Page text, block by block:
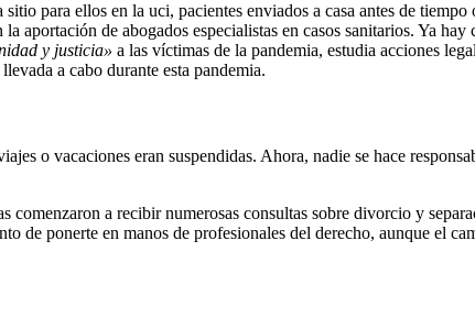
para ellos en la uci, pacientes enviados a casa antes de
aportación de abogados especialistas en casos sanitarios. Ya
y justicia» a las víctimas de la pandemia, estudia acciones
llevada a cabo durante esta pandemia.
o vacaciones eran suspendidas. Ahora, nadie se hace
comenzaron a recibir numerosas consultas sobre divorcio y
de ponerte en manos de profesionales del derecho, aunque el